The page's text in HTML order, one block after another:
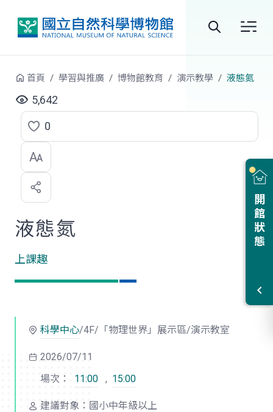
站
尋
開館狀態
首頁 學習與推廣 博物館教育 演示教學 液態氮
5,642
點
選
喜
歡
0
液態氮
上課趣
科學中心/4F/「物理世界」展示區/演示教室
2026/07/11
場次：
11:00 , 15:00
建議對象：國小中年級以上